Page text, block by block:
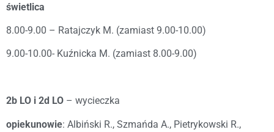
świetlica
8.00-9.00 – Ratajczyk M. (zamiast 9.00-10.00)
9.00-10.00- Kuźnicka M. (zamiast 8.00-9.00)
2b LO i 2d LO – wycieczka
opiekunowie: Albiński R., Szmańda A., Pietrykowski R.,